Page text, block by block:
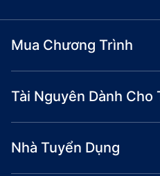
Mua Chương Trình
Tài Nguyên Dành Cho
Nhà Tuyển Dụng